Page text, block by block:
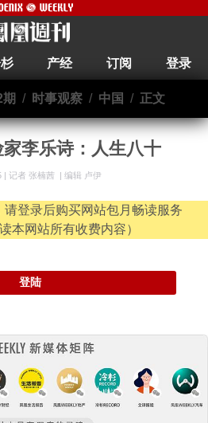
产经 订阅 登录
/ 时事观察/ 中国 / 正文
李乐诗：人生八十
| 记者 张楠茜 编辑 卢伊
登录后购买网站包月畅读服务
本网站所有收费内容）
登陆